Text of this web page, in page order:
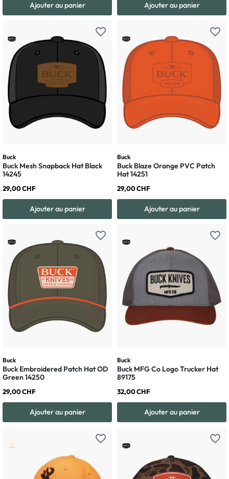
Ajouter au panier Ajouter au panier
favorite_border
Buck
Buck Mesh Snapback Hat Black
14245
29,00 CHF
Ajouter au panier
favorite_border
Buck
Buck Blaze Orange PVC Patch
Hat 14251
29,00 CHF
Ajouter au panier
favorite_border
Buck
Buck Embroidered Patch Hat OD
Green 14250
29,00 CHF
Ajouter au panier
favorite_border
Buck
Buck MFG Co Logo Trucker Hat
89175
32,00 CHF
Ajouter au panier
favorite_border favorite_border